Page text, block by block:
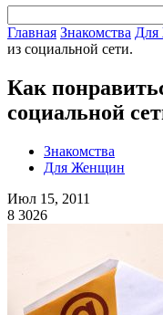
Главная Знакомства
из социальной сети.
Как
социальной
Знакомства
Для Женщин
Июл 15, 2011
8 3026